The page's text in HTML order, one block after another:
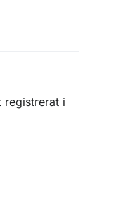
registrerat i